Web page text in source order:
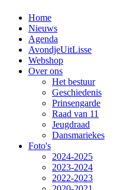
Home
Nieuws
Agenda
AvondjeUitLisse
Webshop
Over ons
Het bestuur
Geschiedenis
Prinsengarde
Raad van 11
Jeugdraad
Dansmariekes
Foto's
2024-2025
2023-2024
2022-2023